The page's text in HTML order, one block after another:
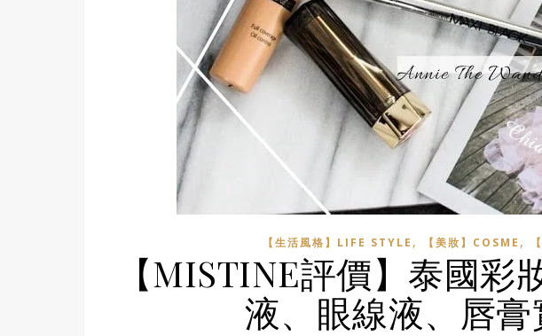
【生活風格】LIFE STYLE , 【美妝】COSME ,
【MISTINE評價】泰國彩
液、眼線液、唇